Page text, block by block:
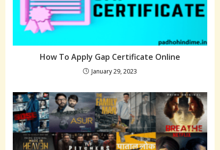
How To Apply Gap Certificate Online
January 29, 2023